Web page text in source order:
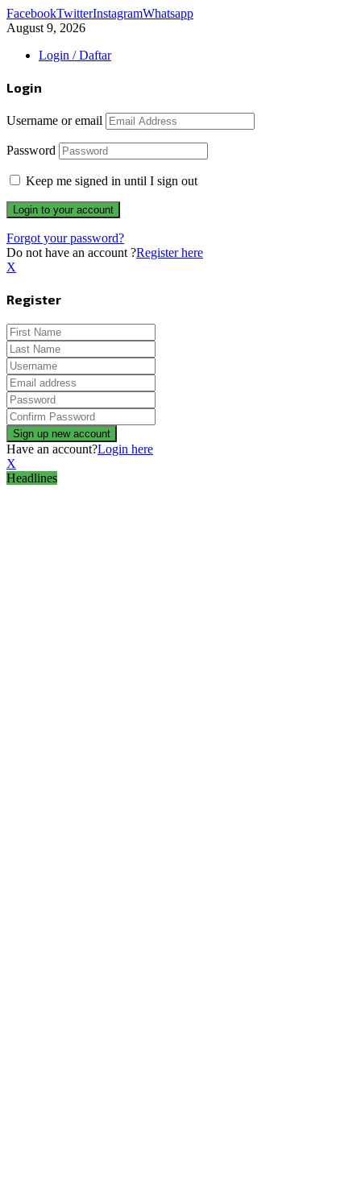
FacebookTwitterInstagramWhatsapp
August 9, 2026
Login / Daftar
Login
Username or email
Password
Keep me signed in until I sign out
Forgot your password?
Do not have an account ?Register here
X
Register
Have an account?Login here
X
Headlines